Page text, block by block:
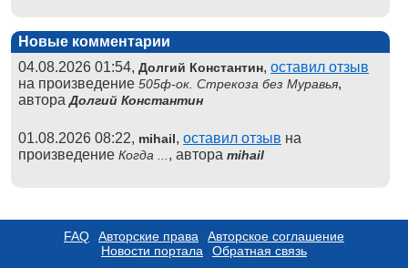
Новые комментарии
04.08.2026 01:54, Долгий Константин, оставил отзыв
на произведение 505ф-ок. Стрекоза без Муравья,
автораДолгий Константин
01.08.2026 08:22, mihail, оставил отзыв на
произведение Когда ... , автора mihail
FAQ Авторские права
Авторское соглашение
Новости портала
Обратная связь